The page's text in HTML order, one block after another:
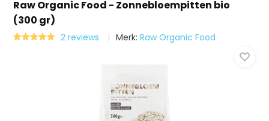
Raw Organic Food - Zonnebloempitten bio
(300 gr)
2 reviews Merk:Raw Organic Food